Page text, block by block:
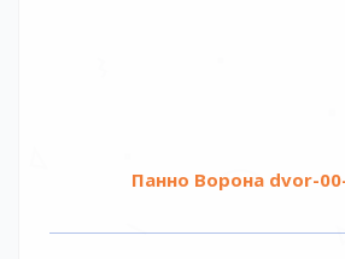
Панно Ворона dvor-